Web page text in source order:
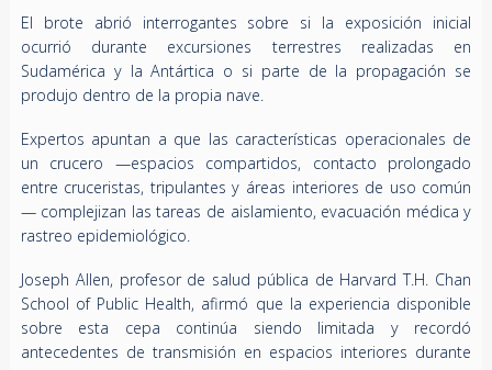
El brote abrió interrogantes sobre si la exposición inicial
ocurrió durante excursiones terrestres realizadas en
Sudamérica y la Antártica o si parte de la propagación se
produjo dentro de la propia nave.
Expertos apuntan a que las características operacionales de
un crucero —espacios compartidos, contacto prolongado
entre cruceristas, tripulantes y áreas interiores de uso común
— complejizan las tareas de aislamiento, evacuación médica y
rastreo epidemiológico.
Joseph Allen, profesor de salud pública de Harvard T.H. Chan
School of Public Health, afirmó que la experiencia disponible
sobre esta cepa continúa siendo limitada y recordó
antecedentes de transmisión en espacios interiores durante